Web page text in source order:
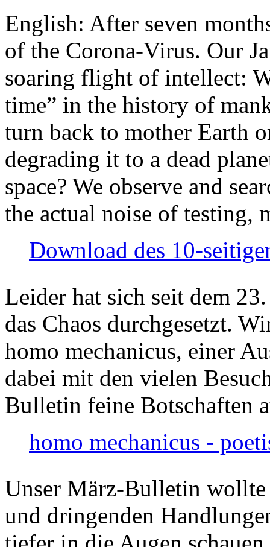
English: After seven
of the Corona-Virus. Our
soaring flight of intellect:
time” in the history of
turn back to mother Earth
degrading it to a dead
space? We observe and
the actual noise of testing,
Download des 10-
Leider hat sich seit dem
das Chaos durchgesetzt.
homo mechanicus, einer
dabei mit den vielen
Bulletin feine Botschaften
homo mechanicus -
Unser März-Bulletin
und dringenden